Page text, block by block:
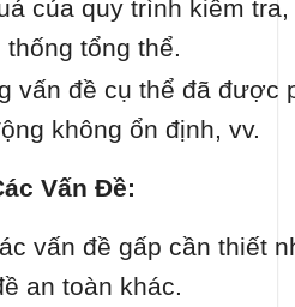
của quy trình kiểm
tổng thể.
vấn đề cụ thể đã được
không ổn định, vv.
Vấn Đề:
vấn đề gấp cần thiết
an toàn khác.